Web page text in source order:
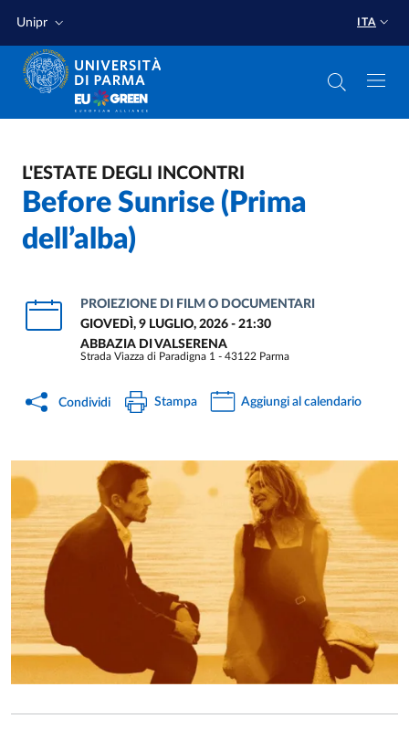
Unipr ITA
L'ESTATE DEGLI INCONTRI
Before Sunrise (Prima
dell’alba)
PROIEZIONE DI FILM O DOCUMENTARI
GIOVEDÌ, 9 LUGLIO, 2026 - 21:30
ABBAZIA DI VALSERENA
Strada Viazza di Paradigna 1 - 43122 Parma
Condividi Stampa Aggiungi al calendario